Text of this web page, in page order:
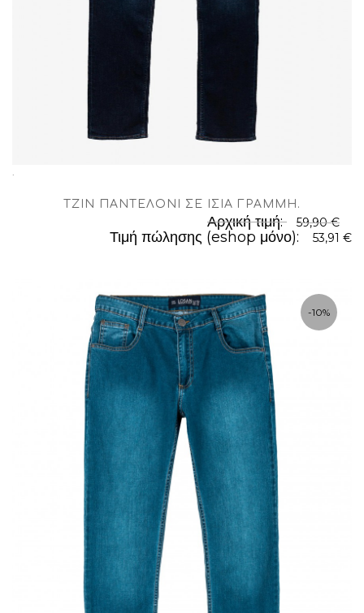
TΖΊΝ ΠΑΝΤΕΛΌΝΙ ΣΕ ΊΣΙΑ ΓΡΑΜΜΉ .
Αρχική τιμή: 59,90 €
Τιμή πώλησης (eshop μόνο): 53,91 €
-10%